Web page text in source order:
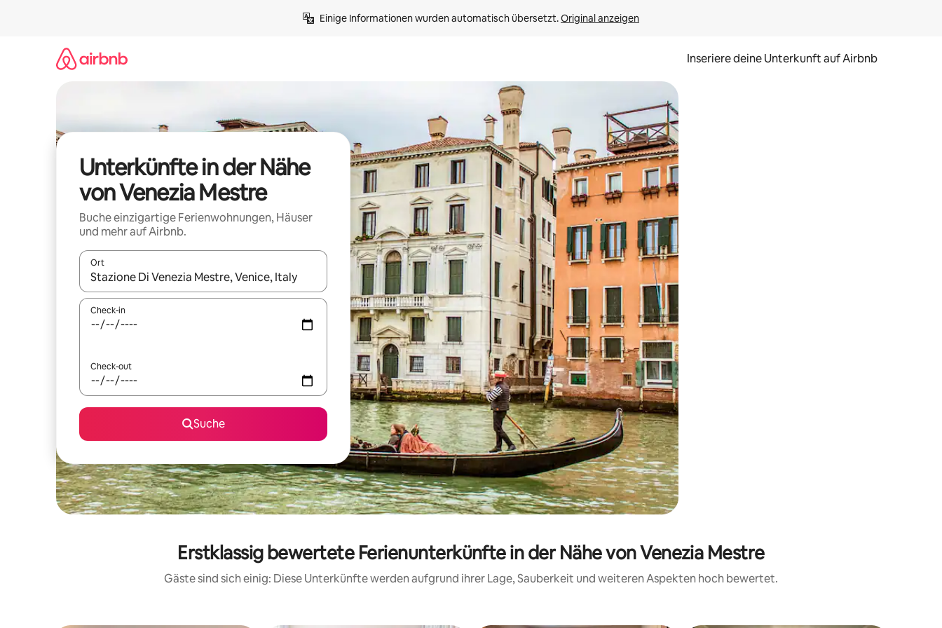
Einige Informationen wurden automatisch übersetzt. Original anzeigen
Inseriere deine Unterkunft auf Airbnb
Unterkünfte in der Nähe
von Venezia Mestre
Buche einzigartige Ferienwohnungen, Häuser
und mehr auf Airbnb.
Ort
Wenn Ergebnisse verfügbar sind, navigiere mit den Pfeiltasten nach oben und unten oder erkunde die Ergebnisse durch Berühren oder Wischgesten.
Check-in
Check-out
Suche
Erstklassig bewertete Ferienunterkünfte in der Nähe von Venezia Mestre
Gäste sind sich einig: Diese Unterkünfte werden aufgrund ihrer Lage, Sauberkeit und weiteren Aspekten hoch bewertet.